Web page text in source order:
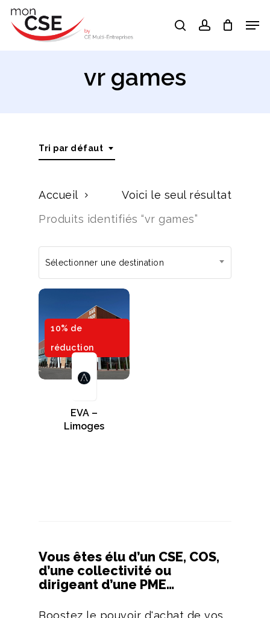
Skip
searchaccount
vr games
Tri par défaut
Voici le seul résultat
Accueil
Produits identifiés “vr games”
Sélectionner une destination
10% de
réduction
EVA –
Limoges
Vous êtes élu d’un CSE, COS,
d’une collectivité ou
dirigeant d’une PME…
Boostez le pouvoir d'achat de vos